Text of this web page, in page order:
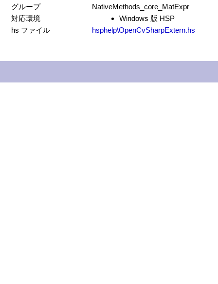
グループ
NativeMethods_core_MatExpr
対応環境
Windows 版 HSP
hs ファイル
hsphelp\OpenCvSharpExtern.hs